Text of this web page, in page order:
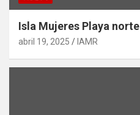
Isla Mujeres Playa
abril 19, 2025 IAMR